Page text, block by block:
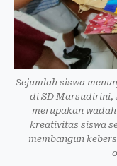
Sejumlah siswa
di SD Marsudirini,
merupakan
kreativitas siswa
membangun